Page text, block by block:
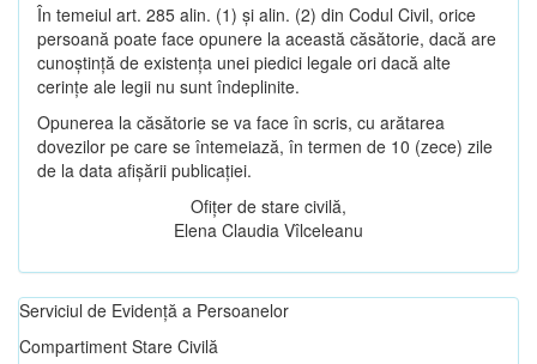
În temeiul art. 285 alin. (1) și alin. (2) din Codul Civil, orice
persoană poate face opunere la această căsătorie, dacă are
cunoștință de existența unei piedici legale ori dacă alte
cerințe ale legii nu sunt îndeplinite.
Opunerea la căsătorie se va face în scris, cu arătarea
dovezilor pe care se întemeiază, în termen de 10 (zece) zile
de la data afișării publicației.
Ofițer de stare civilă,
Elena Claudia Vîlceleanu
Serviciul de Evidență a Persoanelor
Compartiment Stare Civilă